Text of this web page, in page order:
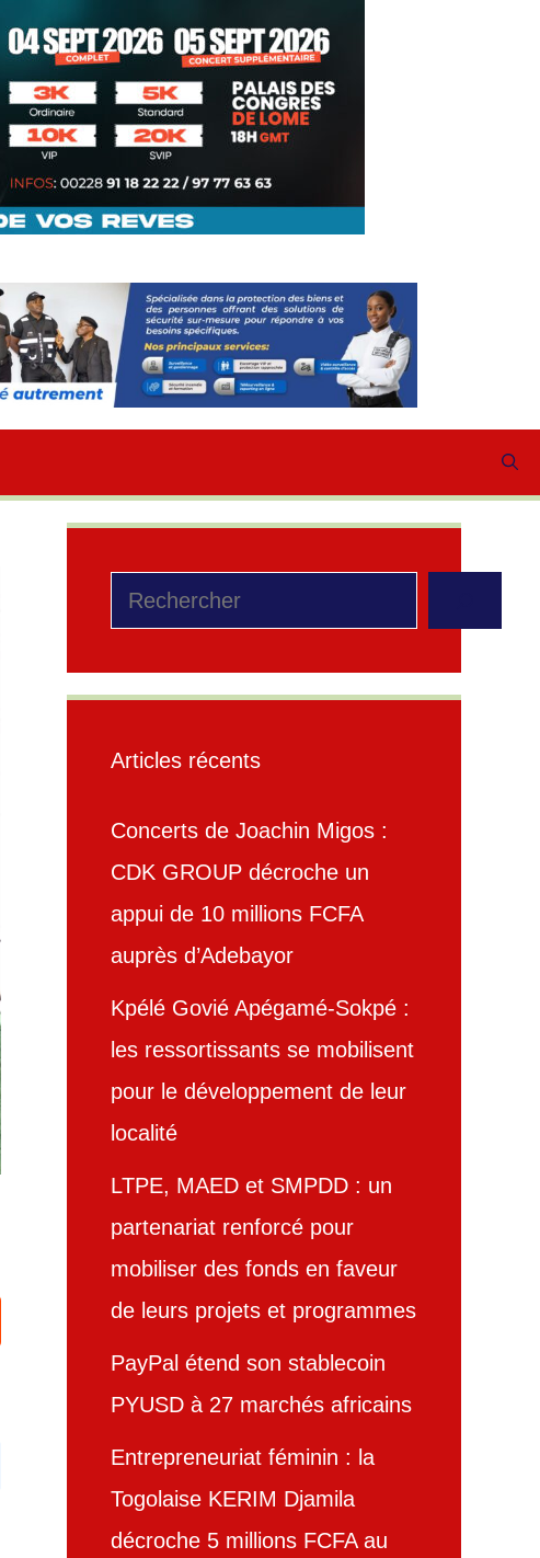
Rechercher
Articles récents
Concerts de Joachin Migos :
CDK GROUP décroche un
appui de 10 millions FCFA
auprès d’Adebayor
Kpélé Govié Apégamé-Sokpé :
les ressortissants se mobilisent
pour le développement de leur
localité
LTPE, MAED et SMPDD : un
partenariat renforcé pour
mobiliser des fonds en faveur
de leurs projets et programmes
PayPal étend son stablecoin
PYUSD à 27 marchés africains
Entrepreneuriat féminin : la
Togolaise KERIM Djamila
décroche 5 millions FCFA au